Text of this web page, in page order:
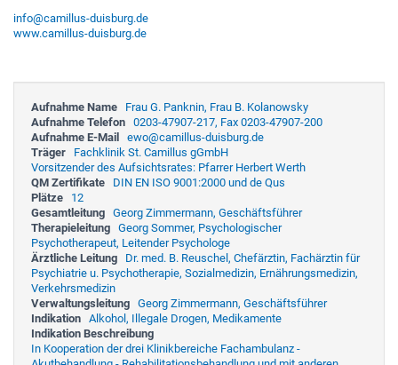
info@camillus-duisburg.de
www.camillus-duisburg.de
Aufnahme Name
Frau G. Panknin, Frau B. Kolanowsky
Aufnahme Telefon 0203-47907-217, Fax 0203-47907-200
Aufnahme E-Mail
ewo@camillus-duisburg.de
Träger
Fachklinik St. Camillus gGmbH
Vorsitzender des Aufsichtsrates: Pfarrer Herbert Werth
QM Zertifikate
DIN EN ISO 9001:2000 und de Qus
Plätze
12
Gesamtleitung Georg Zimmermann, Geschäftsführer
Therapieleitung Georg Sommer, Psychologischer
Psychotherapeut, Leitender Psychologe
Ärztliche Leitung
Dr. med. B. Reuschel, Chefärztin, Fachärztin für
Psychiatrie u. Psychotherapie, Sozialmedizin, Ernährungsmedizin,
Verkehrsmedizin
Verwaltungsleitung Georg Zimmermann, Geschäftsführer
Indikation Alkohol, Illegale Drogen, Medikamente
Indikation Beschreibung
In Kooperation der drei Klinikbereiche Fachambulanz -